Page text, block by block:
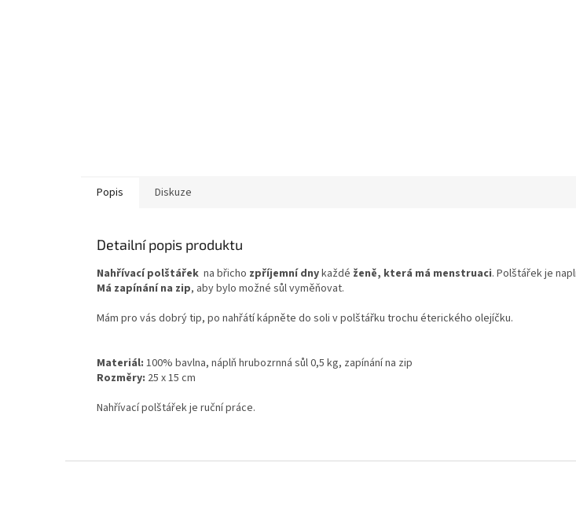
Popis Diskuze
Detailní popis produktu
Nahřívací polštářek na břicho zpříjemní dnykaždé ženě, která má menstruaci. Polštářek je
Má zapínání na zip, aby bylo možné sůl vyměňovat.
Mám pro vás dobrý tip, po nahřátí kápněte do soli v polštářku trochu éterického olejíčku.
Materiál: 100% bavlna, náplň hrubozrnná sůl 0,5 kg, zapínání na zip
Rozměry: 25 x 15 cm
Nahřívací polštářek je ruční práce.